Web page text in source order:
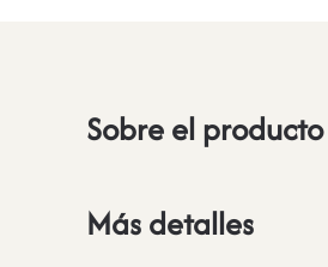
Sobre el producto
Más detalles